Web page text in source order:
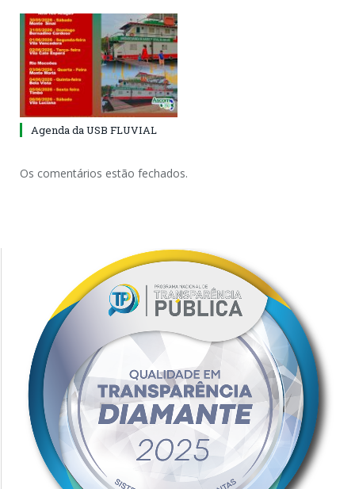
Agenda da USB FLUVIAL
Os comentários estão fechados.